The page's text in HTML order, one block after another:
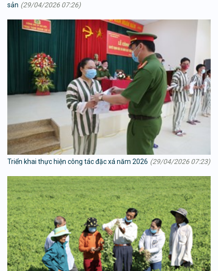
sản (29/04/2026 07:26)
Triển khai thực hiện công tác đặc xá năm 2026 (29/04/2026 07:23)